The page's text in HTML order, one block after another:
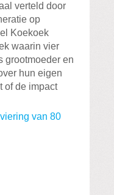
verteld door
op
Koekoek
waarin vier
grootmoeder en
hun eigen
of de impact
van 80